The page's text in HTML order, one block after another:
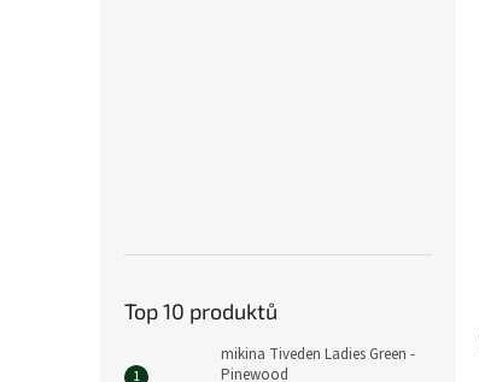
Top 10 produktů
mikina Tiveden Ladies Green -
Pinewood